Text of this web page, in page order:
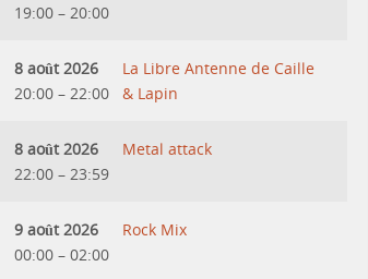
19:00 – 20:00
8 août 2026
20:00 – 22:00
La Libre Antenne de Caille
& Lapin
8 août 2026
22:00 – 23:59
Metal attack
9 août 2026
00:00 – 02:00
Rock Mix